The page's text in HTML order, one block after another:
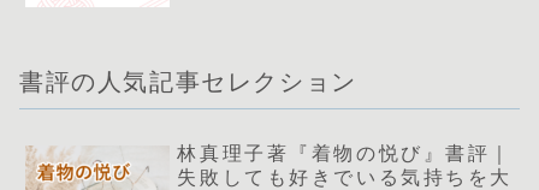
書評の人気記事セレクション
林真理子著『着物の悦び』書評｜
失敗しても好きでいる気持ちを大